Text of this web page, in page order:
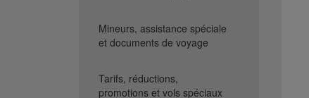
Mineurs, assistance spéciale
et documents de voyage
Tarifs, réductions,
promotions et vols spéciaux